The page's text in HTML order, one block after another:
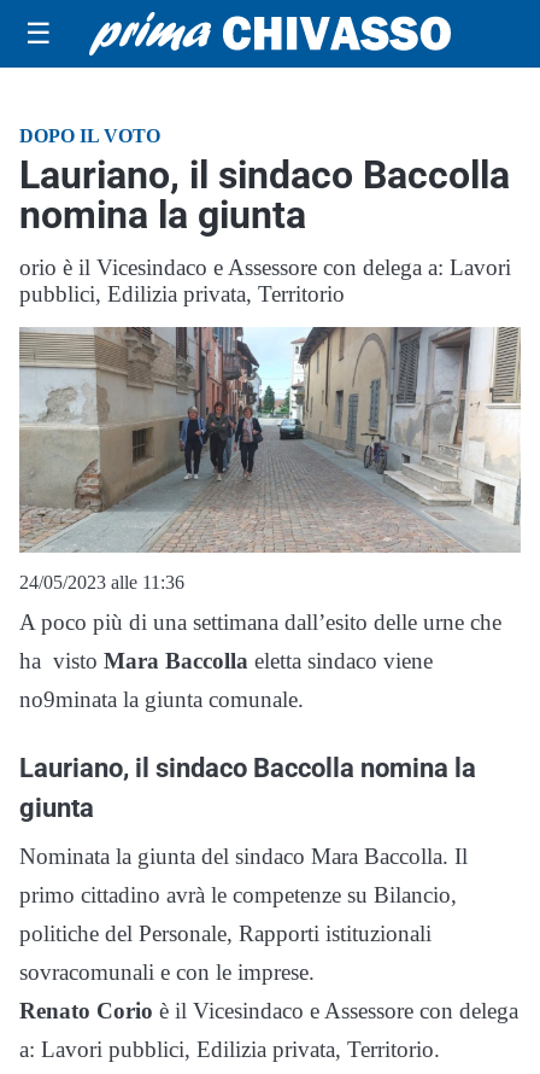
☰
DOPO IL VOTO
Lauriano, il sindaco Baccolla
nomina la giunta
orio è il Vicesindaco e Assessore con delega a: Lavori
pubblici, Edilizia privata, Territorio
24/05/2023 alle 11:36
A poco più di una settimana dall’esito delle urne che
ha visto Mara Baccolla eletta sindaco viene
no9minata la giunta comunale.
Lauriano, il sindaco Baccolla nomina la
giunta
Nominata la giunta del sindaco Mara Baccolla. Il
primo cittadino avrà le competenze su Bilancio,
politiche del Personale, Rapporti istituzionali
sovracomunali e con le imprese.
Renato Corio è il Vicesindaco e Assessore con delega
a: Lavori pubblici, Edilizia privata, Territorio.